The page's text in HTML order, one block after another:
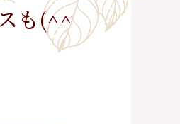
も(^^